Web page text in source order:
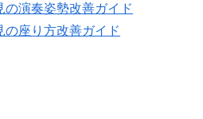
の演奏姿勢改善ガイド
の座り方改善ガイド